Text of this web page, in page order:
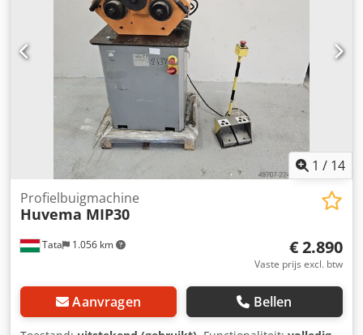
1 / 14
Tata 1.056 km
Profielbuigmachine
Huvema MIP30
€ 2.890
Vaste prijs excl. btw
Aanvragen Bellen